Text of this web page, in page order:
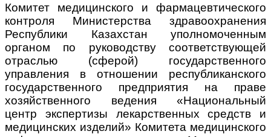
Комитет медицинского и фармацевтического
контроля Министерства здравоохранения
Республики Казахстан уполномоченным
органом по руководству соответствующей
отраслью (сферой) государственного
управления в отношении республиканского
государственного предприятия на праве
хозяйственного ведения «Национальный
центр экспертизы лекарственных средств и
медицинских изделий» Комитета медицинского